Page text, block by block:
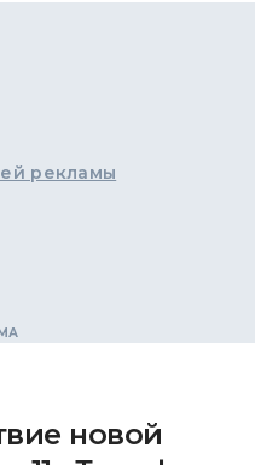
рекламы
новой